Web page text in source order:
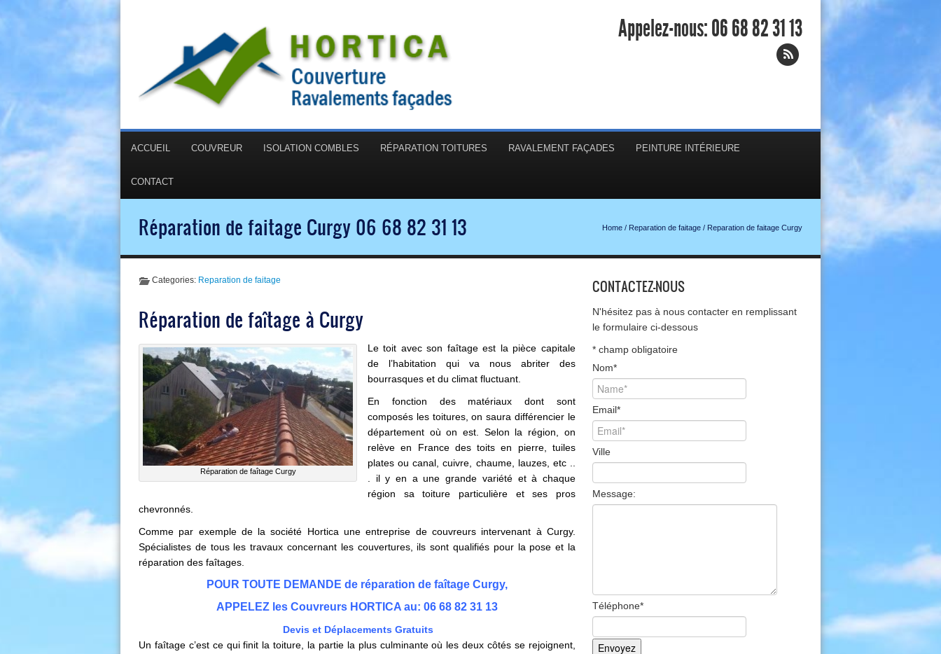
Appelez-nous:06 68 82 31 13
ACCUEIL COUVREUR ISOLATION COMBLES RÉPARATION TOITURES RAVALEMENT FAÇADES PEINTURE INTÉRIEURE
CONTACT
Réparation de faitage Curgy 06 68 82 31 13 Home / Reparation de faitage / Reparation de faitage Curgy
Categories: Reparation de faitage
Réparation de faîtage à Curgy
Réparation de faîtage Curgy
Le toit avec son faîtage est la pièce capitale
de l’habitation qui va nous abriter des
bourrasques et du climat fluctuant.
En fonction des matériaux dont sont
composés les toitures, on saura différencier le
département où on est. Selon la région, on
relève en France des toits en pierre, tuiles
plates ou canal, cuivre, chaume, lauzes, etc ..
. il y en a une grande variété et à chaque
région sa toiture particulière et ses pros
chevronnés.
Comme par exemple de la société Hortica une entreprise de couvreurs intervenant à Curgy.
Spécialistes de tous les travaux concernant les couvertures, ils sont qualifiés pour la pose et la
réparation des faîtages.
POUR TOUTE DEMANDE de réparation de faîtage Curgy,
APPELEZ les Couvreurs HORTICA au: 06 68 82 31 13
Devis et Déplacements Gratuits
Un faîtage c’est ce qui finit la toiture, la partie la plus culminante où les deux côtés se rejoignent,
CONTACTEZ-NOUS
N'hésitez pas à nous contacter en remplissant
le formulaire ci-dessous
* champ obligatoire
Nom*
Email*
Ville
Message:
Téléphone*